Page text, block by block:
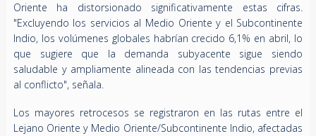
Oriente ha distorsionado significativamente estas cifras.
"Excluyendo los servicios al Medio Oriente y el Subcontinente
Indio, los volúmenes globales habrían crecido 6,1% en abril, lo
que sugiere que la demanda subyacente sigue siendo
saludable y ampliamente alineada con las tendencias previas
al conflicto", señala.
Los mayores retrocesos se registraron en las rutas entre el
Lejano Oriente y Medio Oriente/Subcontinente Indio, afectadas